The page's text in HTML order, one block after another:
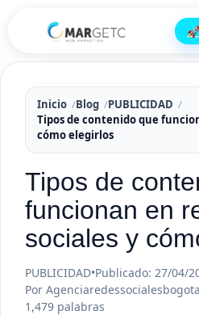
Inicio Blog
PUBLICIDAD
Tipos de contenido que
cómo elegirlos
Tipos de
funcionan en
sociales y
PUBLICIDAD•Publicado: 27/04/
Por Agenciaredessocialesbogota
1,479 palabras